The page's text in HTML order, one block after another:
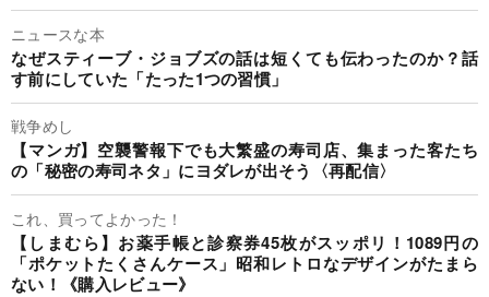
ニュースな本
なぜスティーブ・ジョブズの話は短くても伝わったのか？話
す前にしていた「たった1つの習慣」
戦争めし
【マンガ】空襲警報下でも大繁盛の寿司店、集まった客たち
の「秘密の寿司ネタ」にヨダレが出そう〈再配信〉
これ、買ってよかった！
【しまむら】お薬手帳と診察券45枚がスッポリ！1089円の
「ポケットたくさんケース」昭和レトロなデザインがたまら
ない！《購入レビュー》